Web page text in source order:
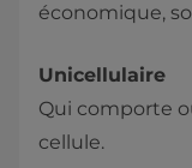
économique,
Unicellulaire
Qui comporte
cellule.